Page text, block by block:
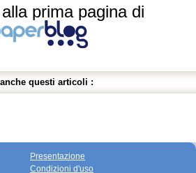
prima pagina di
questi articoli :
Presentazione
Condizioni d'uso